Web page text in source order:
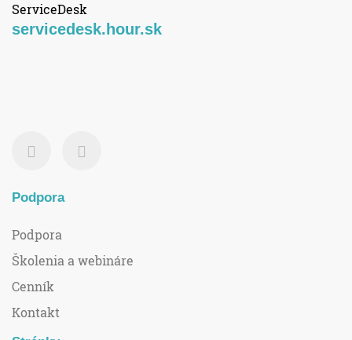
ServiceDesk
servicedesk.hour.sk
Podpora
Podpora
Školenia a webináre
Cenník
Kontakt